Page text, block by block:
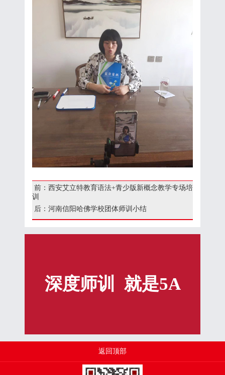
前：西安艾立特教育语法+青少版新概念教学专场培
训
后：河南信阳哈佛学校团体师训小结
深度师训 就是5A
返回顶部